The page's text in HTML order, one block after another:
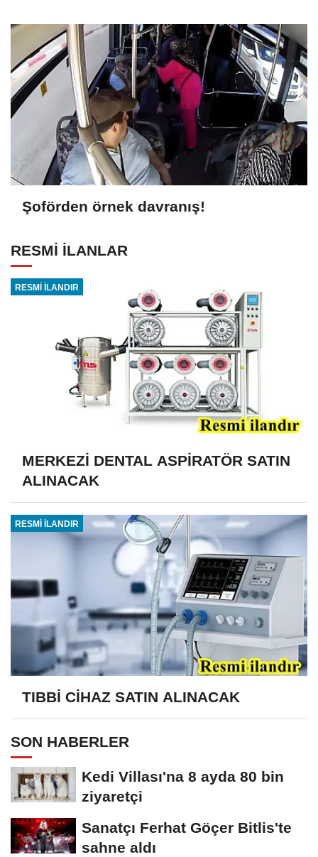
Şoförden örnek davranış!
RESMİ İLANLAR
RESMİ İLANDIR
MERKEZİ DENTAL ASPİRATÖR SATIN
ALINACAK
RESMİ İLANDIR
TIBBİ CİHAZ SATIN ALINACAK
SON HABERLER
Kedi Villası'na 8 ayda 80 bin
ziyaretçi
Sanatçı Ferhat Göçer Bitlis'te
sahne aldı